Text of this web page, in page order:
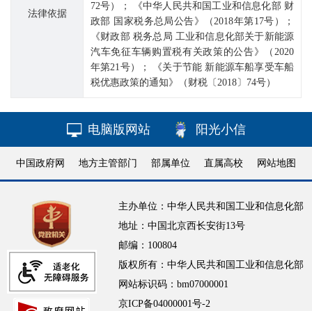
法律依据
72号）； 《中华人民共和国工业和信息化部 财
政部 国家税务总局公告》（2018年第17号）；
《财政部 税务总局 工业和信息化部关于新能源
汽车免征车辆购置税有关政策的公告》（2020
年第21号）； 《关于节能 新能源车船享受车船
税优惠政策的通知》（财税〔2018〕74号）
电脑版网站 阳光小信
中国政府网 地方主管部门 部属单位 直属高校 网站地图
主办单位：中华人民共和国工业和信息化部
地址：中国北京西长安街13号
邮编：100804
版权所有：中华人民共和国工业和信息化部
网站标识码：bm07000001
京ICP备04000001号-2